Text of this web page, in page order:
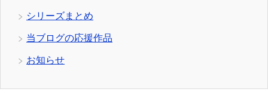
シリーズまとめ
当ブログの応援作品
お知らせ